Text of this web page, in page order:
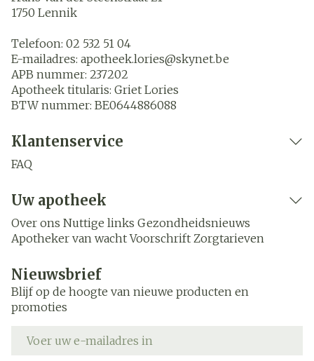
1750 Lennik
Telefoon: 02 532 51 04
E-mailadres: apotheek.lories@skynet.be
APB nummer: 237202
Apotheek titularis: Griet Lories
BTW nummer: BE0644886088
Klantenservice
FAQ
Uw apotheek
Over ons Nuttige links Gezondheidsnieuws
Apotheker van wacht Voorschrift Zorgtarieven
Nieuwsbrief
Blijf op de hoogte van nieuwe producten en
promoties